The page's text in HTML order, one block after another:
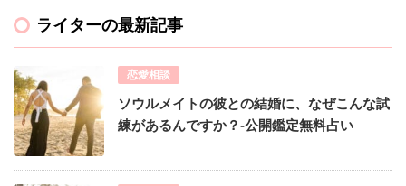
ライターの最新記事
恋愛相談
ソウルメイトの彼との結婚に、なぜこんな試
練があるんですか？-公開鑑定無料占い